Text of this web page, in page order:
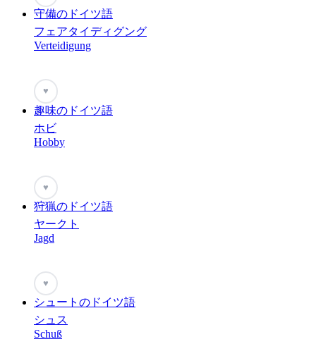
守備のドイツ語
フェアタイディグング
Verteidigung
♥
趣味のドイツ語
ホビ
Hobby
♥
狩猟のドイツ語
ヤークト
Jagd
♥
シュートのドイツ語
シュス
Schuß